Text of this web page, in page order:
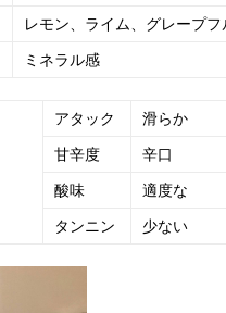
レモン、ライム、グレープフ
ミネラル感
アタック
滑らか
甘辛度
辛口
酸味
適度な
タンニン
少ない